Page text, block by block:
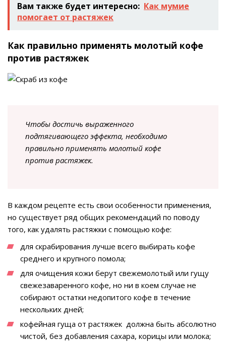
Вам также будет интересно: Как мумие
помогает от растяжек
Как правильно применять молотый кофе
против растяжек
Чтобы достичь выраженного
подтягивающего эффекта, необходимо
правильно применять молотый кофе
против растяжек.
В каждом рецепте есть свои особенности применения,
но существует ряд общих рекомендаций по поводу
того, как удалять растяжки с помощью кофе:
для скрабирования лучше всего выбирать кофе
среднего и крупного помола;
для очищения кожи берут свежемолотый или гущу
свежезаваренного кофе, но ни в коем случае не
собирают остатки недопитого кофе в течение
нескольких дней;
кофейная гуща от растяжек должна быть абсолютно
чистой, без добавления сахара, корицы или молока;